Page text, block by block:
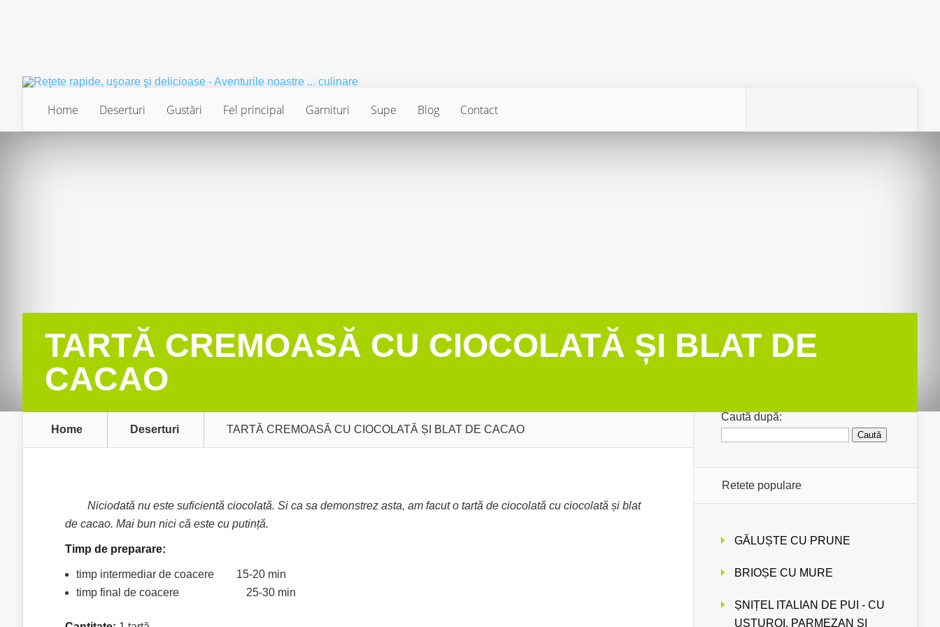
Home Deserturi Gustări Fel principal Garnituri Supe Blog Contact
TARTĂ CREMOASĂ CU CIOCOLATĂ ȘI BLAT DE
CACAO
Home Deserturi TARTĂ CREMOASĂ CU CIOCOLATĂ ȘI BLAT DE CACAO
Niciodată nu este suficientă ciocolată. Si ca sa demonstrez asta, am facut o tartă de ciocolată cu ciocolată și blat
de cacao. Mai bun nici că este cu putință.
Timp de preparare:
timp intermediar de coacere 15-20 min
timp final de coacere 25-30 min
Caută după:
Retete populare
GĂLUȘTE CU PRUNE
BRIOȘE CU MURE
ȘNIȚEL ITALIAN DE PUI - CU
USTUROI, PARMEZAN ȘI